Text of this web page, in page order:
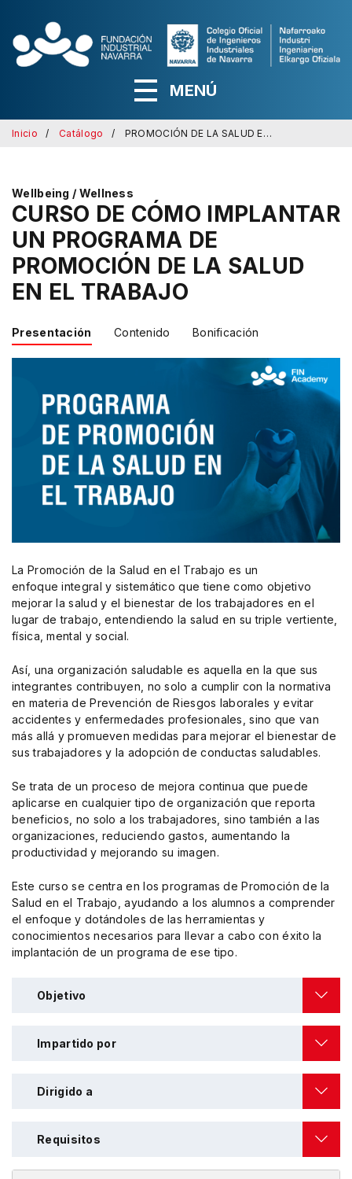
MENÚ
Inicio Catálogo PROMOCIÓN DE LA SALUD EN EL TRABAJO
Wellbeing / Wellness
CURSO DE CÓMO IMPLANTAR
UN PROGRAMA DE
PROMOCIÓN DE LA SALUD
EN EL TRABAJO
Presentación Contenido Bonificación
La Promoción de la Salud en el Trabajo es un
enfoque integral y sistemático que tiene como objetivo
mejorar la salud y el bienestar de los trabajadores en el
lugar de trabajo, entendiendo la salud en su triple vertiente,
física, mental y social.
Así, una organización saludable es aquella en la que sus
integrantes contribuyen, no solo a cumplir con la normativa
en materia de Prevención de Riesgos laborales y evitar
accidentes y enfermedades profesionales, sino que van
más allá y promueven medidas para mejorar el bienestar de
sus trabajadores y la adopción de conductas saludables.
Se trata de un proceso de mejora continua que puede
aplicarse en cualquier tipo de organización que reporta
beneficios, no solo a los trabajadores, sino también a las
organizaciones, reduciendo gastos, aumentando la
productividad y mejorando su imagen.
Este curso se centra en los programas de Promoción de la
Salud en el Trabajo, ayudando a los alumnos a comprender
el enfoque y dotándoles de las herramientas y
conocimientos necesarios para llevar a cabo con éxito la
implantación de un programa de ese tipo.
Objetivo
Impartido por
Dirigido a
Requisitos